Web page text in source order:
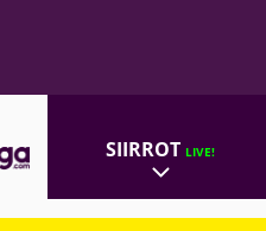
SIIRROTLIVE!